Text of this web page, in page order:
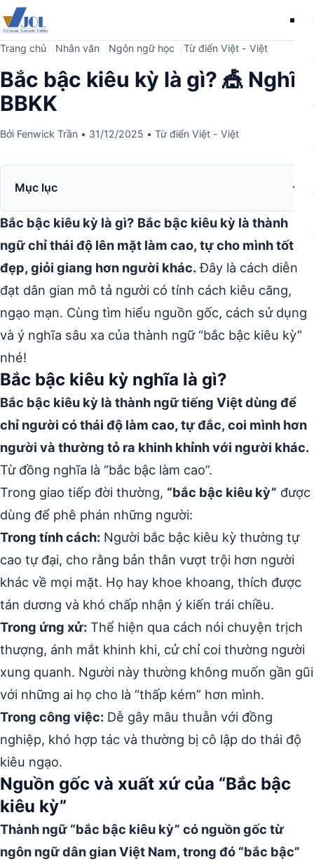
Trang chủ Nhân văn Ngôn ngữ học Từ điển Việt - Việt
Bắc bậc kiêu kỳ là gì? 🎪 Nghĩa
BBKK
Bởi Fenwick Trần • 31/12/2025 • Từ điển Việt - Việt
Mục lục
Bắc bậc kiêu kỳ là gì? Bắc bậc kiêu kỳ là thành
ngữ chỉ thái độ lên mặt làm cao, tự cho mình tốt
đẹp, giỏi giang hơn người khác.Đây là cách diễn
đạt dân gian mô tả người có tính cách kiêu căng,
ngạo mạn. Cùng tìm hiểu nguồn gốc, cách sử dụng
và ý nghĩa sâu xa của thành ngữ “bắc bậc kiêu kỳ”
nhé!
Bắc bậc kiêu kỳ nghĩa là gì?
Bắc bậc kiêu kỳ là thành ngữ tiếng Việt dùng để
chỉ người có thái độ làm cao, tự đắc, coi mình hơn
người và thường tỏ ra khinh khỉnh với người khác.
Từ đồng nghĩa là “bắc bậc làm cao”.
Trong giao tiếp đời thường, “bắc bậc kiêu kỳ” được
dùng để phê phán những người:
Trong tính cách: Người bắc bậc kiêu kỳ thường tự
cao tự đại, cho rằng bản thân vượt trội hơn người
khác về mọi mặt. Họ hay khoe khoang, thích được
tán dương và khó chấp nhận ý kiến trái chiều.
Trong ứng xử: Thể hiện qua cách nói chuyện trịch
thượng, ánh mắt khinh khi, cử chỉ coi thường người
xung quanh. Người này thường không muốn gần gũi
với những ai họ cho là “thấp kém” hơn mình.
Trong công việc: Dễ gây mâu thuẫn với đồng
nghiệp, khó hợp tác và thường bị cô lập do thái độ
kiêu ngạo.
Nguồn gốc và xuất xứ của “Bắc bậc
kiêu kỳ”
Thành ngữ “bắc bậc kiêu kỳ” có nguồn gốc từ
ngôn ngữ dân gian Việt Nam, trong đó “bắc bậc”